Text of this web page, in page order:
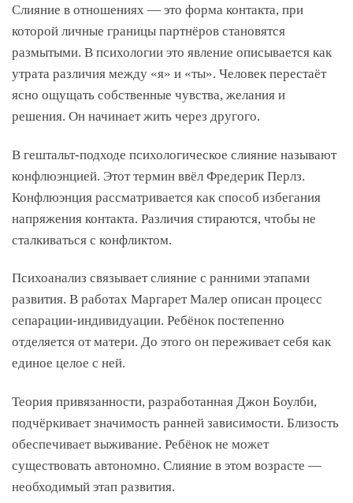
Слияние в отношениях — это форма контакта, при
которой личные границы партнёров становятся
размытыми. В психологии это явление описывается как
утрата различия между «я» и «ты». Человек перестаёт
ясно ощущать собственные чувства, желания и
решения. Он начинает жить через другого.
В гештальт-подходе психологическое слияние называют
конфлюэнцией. Этот термин ввёл Фредерик Перлз.
Конфлюэнция рассматривается как способ избегания
напряжения контакта. Различия стираются, чтобы не
сталкиваться с конфликтом.
Психоанализ связывает слияние с ранними этапами
развития. В работах Маргарет Малер описан процесс
сепарации-индивидуации. Ребёнок постепенно
отделяется от матери. До этого он переживает себя как
единое целое с ней.
Теория привязанности, разработанная Джон Боулби,
подчёркивает значимость ранней зависимости. Близость
обеспечивает выживание. Ребёнок не может
существовать автономно. Слияние в этом возрасте —
необходимый этап развития.